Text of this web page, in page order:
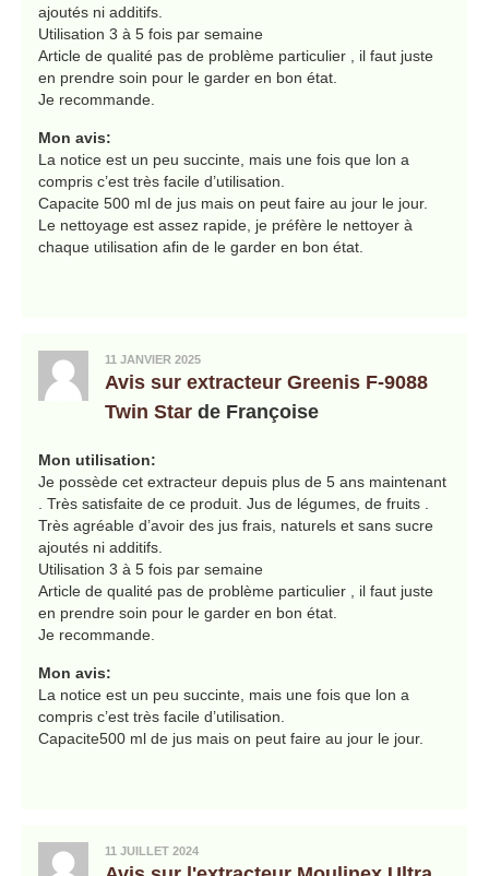
ajoutés ni additifs.
Utilisation 3 à 5 fois par semaine
Article de qualité pas de problème particulier , il faut juste
en prendre soin pour le garder en bon état.
Je recommande.
Mon avis:
La notice est un peu succinte, mais une fois que lon a
compris c’est très facile d’utilisation.
Capacite 500 ml de jus mais on peut faire au jour le jour.
Le nettoyage est assez rapide, je préfère le nettoyer à
chaque utilisation afin de le garder en bon état.
11 JANVIER 2025
Avis sur extracteur Greenis F-9088
Twin Star de Françoise
Mon utilisation:
Je possède cet extracteur depuis plus de 5 ans maintenant
. Très satisfaite de ce produit. Jus de légumes, de fruits .
Très agréable d’avoir des jus frais, naturels et sans sucre
ajoutés ni additifs.
Utilisation 3 à 5 fois par semaine
Article de qualité pas de problème particulier , il faut juste
en prendre soin pour le garder en bon état.
Je recommande.
Mon avis:
La notice est un peu succinte, mais une fois que lon a
compris c’est très facile d’utilisation.
Capacite500 ml de jus mais on peut faire au jour le jour.
11 JUILLET 2024